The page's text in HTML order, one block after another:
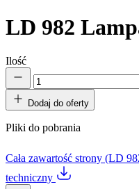
LD 982
Ilość
Dodaj do oferty
Pliki do pobrania
Cała zawartość strony (LD
techniczny